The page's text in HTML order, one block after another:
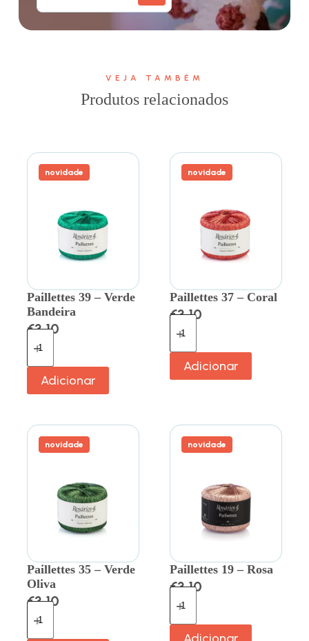
VEJA TAMBÉM
Produtos relacionados
novidade
Paillettes 39 – Verde
Bandeira
€3.10
Adicionar
novidade
Paillettes 37 – Coral
€3.10
Adicionar
novidade
Paillettes 35 – Verde
Oliva
€3.10
novidade
Paillettes 19 – Rosa
€3.10